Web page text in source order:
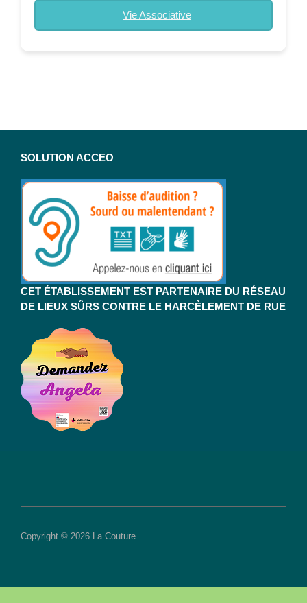
Vie Associative
SOLUTION ACCEO
CET ÉTABLISSEMENT EST PARTENAIRE DU RÉSEAU
DE LIEUX SÛRS CONTRE LE HARCÈLEMENT DE RUE
Copyright © 2026 La Couture.